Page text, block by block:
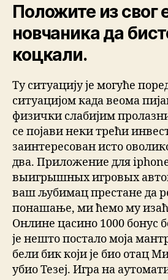
Положите из свог
новчаника да
коцкали.
Ту ситуацију је могуће
ситуацијом када веома
физички слабијим
се појави неки трећи
заинтересован исто
два. Приложение для
выигрышных игровых
ваш љубимац престане да
понашање, ми ћемо му
Онлине цасино 1000 бонус
је нешто постало моја
бели бик који је био отац
убио Тезеј. Игра на